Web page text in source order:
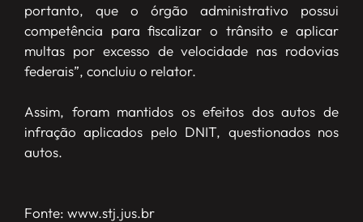
portanto, que o órgão administrativo possui
competência para fiscalizar o trânsito e aplicar
multas por excesso de velocidade nas rodovias
federais”, concluiu o relator.
Assim, foram mantidos os efeitos dos autos de
infração aplicados pelo DNIT, questionados nos
autos.
Fonte: www.stj.jus.br